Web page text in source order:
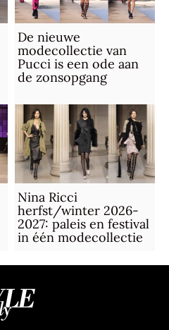
De nieuwe
modecollectie van
Pucci is een ode aan
de zonsopgang
Nina Ricci
herfst/winter 2026-
2027: paleis en festival
in één modecollectie